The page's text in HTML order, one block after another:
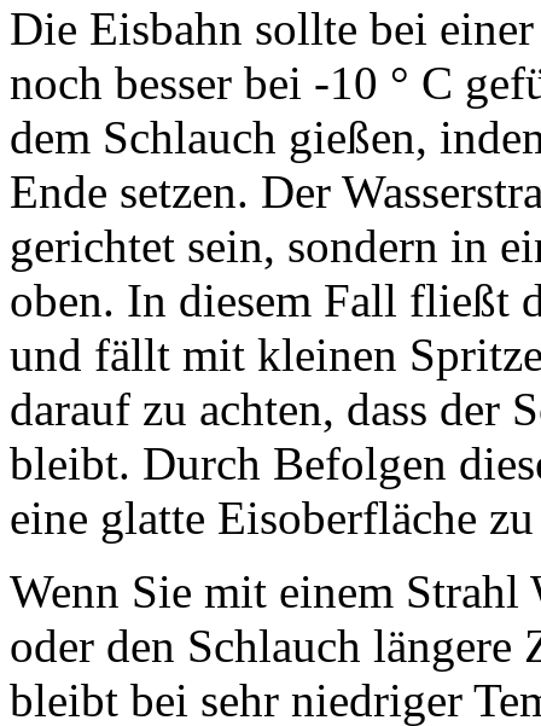
Die Eisbahn sollte bei
noch besser bei -10 ° C
dem Schlauch gießen,
Ende setzen. Der
gerichtet sein, sondern in
oben. In diesem Fall fließt
und fällt mit kleinen
darauf zu achten, dass der
bleibt. Durch Befolgen
eine glatte Eisoberfläche
Wenn Sie mit einem Strahl
oder den Schlauch längere
bleibt bei sehr niedriger